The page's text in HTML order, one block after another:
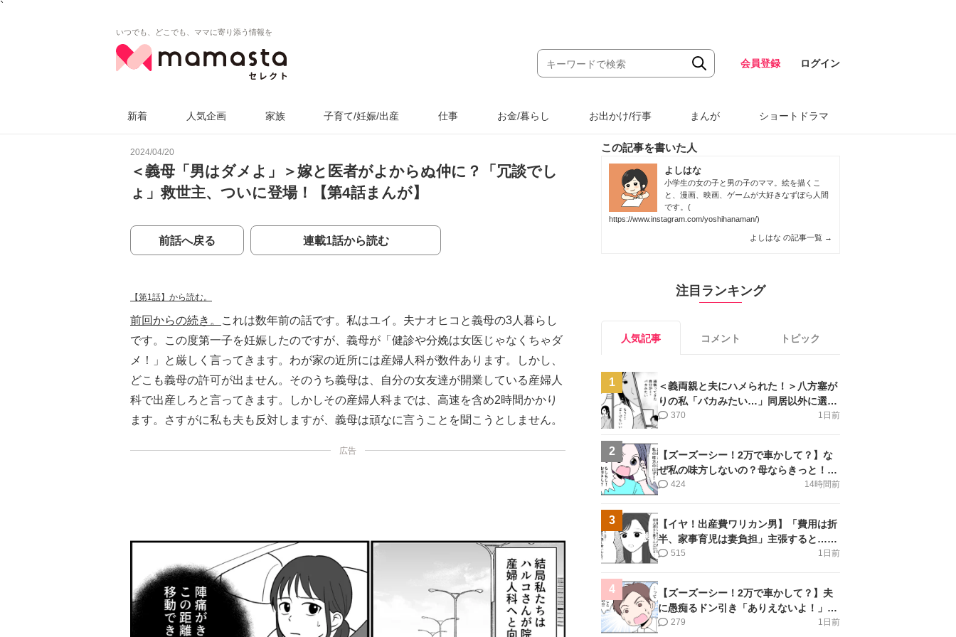
`
いつでも、どこでも、ママに寄り添う情報を
会員登録 ログイン
新着 人気企画 家族 子育て/妊娠/出産 仕事 お金/暮らし お出かけ/行事 まんが ショートドラマ
2024/04/20
＜義母「男はダメよ」＞嫁と医者がよからぬ仲に？「冗談でし
ょ」救世主、ついに登場！【第4話まんが】
前話へ戻る 連載1話から読む
【第1話】から読む。
前回からの続き。
これは数年前の話です。私はユイ。夫ナオヒコと義母の3人暮らし
です。この度第一子を妊娠したのですが、義母が「健診や分娩は女医じゃなくちゃダ
メ！」と厳しく言ってきます。わが家の近所には産婦人科が数件あります。しかし、
どこも義母の許可が出ません。そのうち義母は、自分の女友達が開業している産婦人
科で出産しろと言ってきます。しかしその産婦人科までは、高速を含め2時間かかり
ます。さすがに私も夫も反対しますが、義母は頑なに言うことを聞こうとしません。
広告
この記事を書いた人
よしはな
小学生の女の子と男の子のママ。絵を描くこ
と、漫画、映画、ゲームが大好きなずぼら人間
です。(
https://www.instagram.com/yoshihanaman/)
よしはな の記事一覧 →
注目ランキング
人気記事 コメント トピック
1
＜義両親と夫にハメられた！＞八方塞が
りの私「バカみたい…」同居以外に選択
肢がない【第5話まんが】
1日前
370
2
【ズーズーシー！2万で車かして？】な
ぜ私の味方しないの？母ならきっと！＜
第17話＞#4コマ母道場
14時間前
424
3
【イヤ！出産費ワリカン男】「費用は折
半、家事育児は妻負担」主張すると…＜
第11話＞#4コマ母道場
1日前
515
4
【ズーズーシー！2万で車かして？】夫
に愚痴るドン引き「ありえないよ！」＜
第16話＞#4コマ母道場
1日前
279